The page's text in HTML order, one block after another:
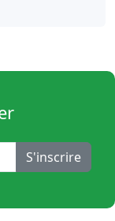
S'inscrire